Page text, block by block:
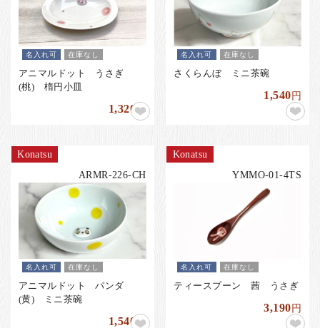
お知らせ
箸ブログ
English
名入れ可 在庫なし
アニマルドット うさぎ
(桃) 楕円小皿
1,320円
名入れ可 在庫なし
さくらんぼ ミニ茶碗
1,540円
Konatsu
ARMR-226-CH
名入れ可 在庫なし
アニマルドット パンダ
(黄) ミニ茶碗
1,540円
Konatsu
YMMO-01-4TS
名入れ可 在庫なし
ティースプーン 茜 うさぎ
3,190円